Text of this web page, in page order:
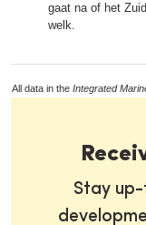
gaat na of het
welk.
All data in the Integrated
Stay